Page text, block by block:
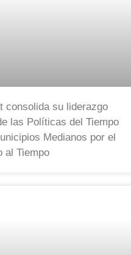
consolida su liderazgo
las Políticas del Tiempo
Medianos por el
al Tiempo